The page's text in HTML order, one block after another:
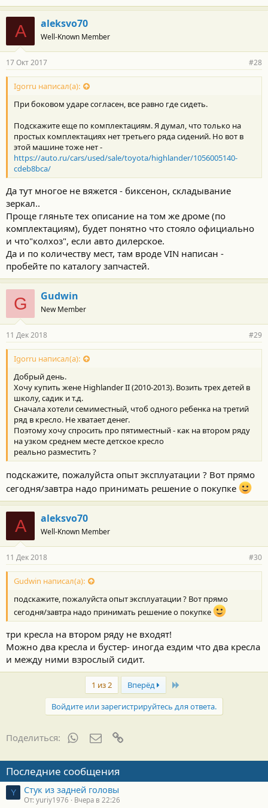
A aleksvo70
Well-Known Member
17 Окт 2017 #28
Igorru написал(а):
При боковом ударе согласен, все равно где сидеть.
Подскажите еще по комплектациям. Я думал, что только на
простых комплектациях нет третьего ряда сидений. Но вот в
этой машине тоже нет -
https://auto.ru/cars/used/sale/toyota/highlander/1056005140-
cdeb8bca/
Да тут многое не вяжется - биксенон, складывание
зеркал..
Проще гляньте тех описание на том же дроме (по
комплектациям), будет понятно что стояло официально
и что"колхоз", если авто дилерское.
Да и по количеству мест, там вроде VIN написан -
пробейте по каталогу запчастей.
G Gudwin
New Member
11 Дек 2018 #29
Igorru написал(а):
Добрый день.
Хочу купить жене Highlander II (2010-2013). Возить трех детей в
школу, садик и т.д.
Сначала хотели семиместный, чтоб одного ребенка на третий
ряд в кресло. Не хватает денег.
Поэтому хочу спросить про пятиместный - как на втором ряду
на узком среднем месте детское кресло
реально разместить ?
подскажите, пожалуйста опыт эксплуатации ? Вот прямо
сегодня/завтра надо принимать решение о покупке
A aleksvo70
Well-Known Member
11 Дек 2018 #30
Gudwin написал(а):
подскажите, пожалуйста опыт эксплуатации ? Вот прямо
сегодня/завтра надо принимать решение о покупке
три кресла на втором ряду не входят!
Можно два кресла и бустер- иногда ездим что два кресла
и между ними взрослый сидит.
1 из 2 Вперёд Last
Войдите или зарегистрируйтесь для ответа.
Поделиться: WhatsAppЭлектронная почта
Последние сообщения
Y Стук из задней головы
От: yuriy1976 Вчера в 22:26